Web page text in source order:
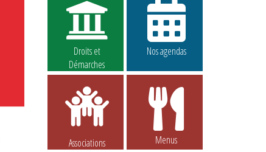
Droits et
Démarches
Nos agendas
Associations Menus